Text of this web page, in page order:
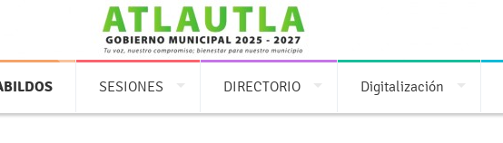
SESIONES DIRECTORIO Digitalización